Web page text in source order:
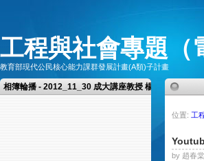
工程與社會專題（
教育部現代公民核心能力課群發展計畫(A類)子計畫
相簿輪播 - 2012_11_30 成大講座教授 楊憲東教授 演講
位置: 工
by 趙春